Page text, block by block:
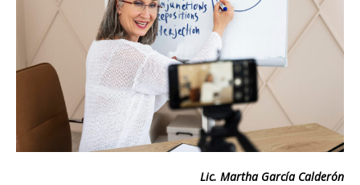
Lic. Martha García Calderón